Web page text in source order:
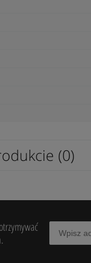
Merlot 0,75L
(0)